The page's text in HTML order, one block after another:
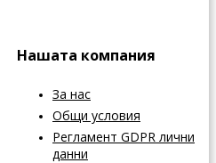
Нашата компания
За нас
Общи условия
Регламент GDPR лични
данни